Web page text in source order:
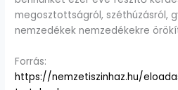
megosztottságról, széthúzásról,
nemzedékek nemzedékekre
Forrás:
https://nemzetiszinhaz.hu/